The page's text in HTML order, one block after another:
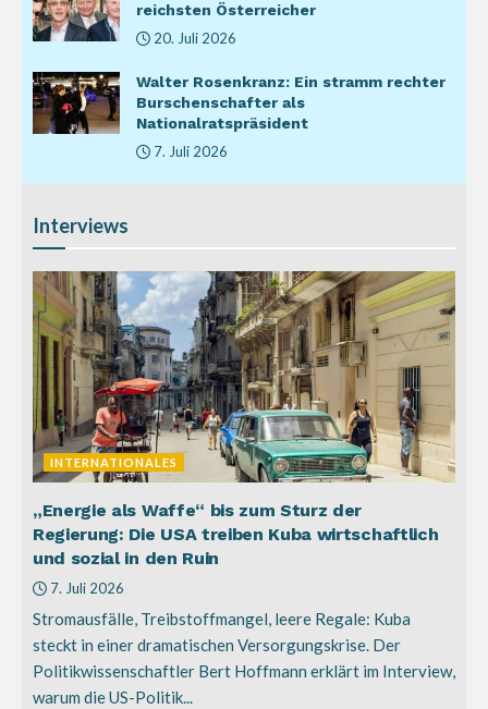
reichsten Österreicher
20. Juli 2026
Walter Rosenkranz: Ein stramm rechter
Burschenschafter als
Nationalratspräsident
7. Juli 2026
Interviews
INTERNATIONALES
„Energie als Waffe“ bis zum Sturz der
Regierung: Die USA treiben Kuba wirtschaftlich
und sozial in den Ruin
7. Juli 2026
Stromausfälle, Treibstoffmangel, leere Regale: Kuba
steckt in einer dramatischen Versorgungskrise. Der
Politikwissenschaftler Bert Hoffmann erklärt im Interview,
warum die US-Politik...